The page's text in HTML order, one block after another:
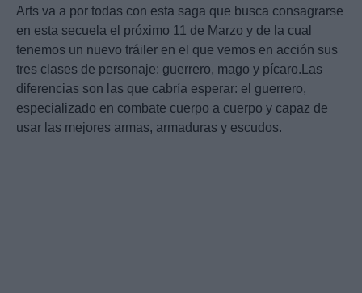
Arts va a por todas con esta saga que busca consagrarse
en esta secuela el próximo 11 de Marzo y de la cual
tenemos un nuevo tráiler en el que vemos en acción sus
tres clases de personaje: guerrero, mago y pícaro.Las
diferencias son las que cabría esperar: el guerrero,
especializado en combate cuerpo a cuerpo y capaz de
usar las mejores armas, armaduras y escudos.